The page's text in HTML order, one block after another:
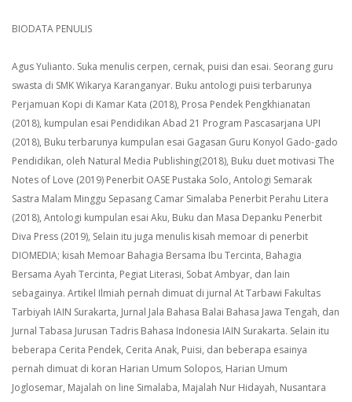
BIODATA PENULIS
Agus Yulianto. Suka menulis cerpen, cernak, puisi dan esai. Seorang guru
swasta di SMK Wikarya Karanganyar. Buku antologi puisi terbarunya
Perjamuan Kopi di Kamar Kata (2018), Prosa Pendek Pengkhianatan
(2018), kumpulan esai Pendidikan Abad 21 Program Pascasarjana UPI
(2018), Buku terbarunya kumpulan esai Gagasan Guru Konyol Gado-gado
Pendidikan, oleh Natural Media Publishing(2018), Buku duet motivasi The
Notes of Love (2019) Penerbit OASE Pustaka Solo, Antologi Semarak
Sastra Malam Minggu Sepasang Camar Simalaba Penerbit Perahu Litera
(2018), Antologi kumpulan esai Aku, Buku dan Masa Depanku Penerbit
Diva Press (2019), Selain itu juga menulis kisah memoar di penerbit
DIOMEDIA; kisah Memoar Bahagia Bersama Ibu Tercinta, Bahagia
Bersama Ayah Tercinta, Pegiat Literasi, Sobat Ambyar, dan lain
sebagainya. Artikel Ilmiah pernah dimuat di jurnal At Tarbawi Fakultas
Tarbiyah IAIN Surakarta, Jurnal Jala Bahasa Balai Bahasa Jawa Tengah, dan
Jurnal Tabasa Jurusan Tadris Bahasa Indonesia IAIN Surakarta. Selain itu
beberapa Cerita Pendek, Cerita Anak, Puisi, dan beberapa esainya
pernah dimuat di koran Harian Umum Solopos, Harian Umum
Joglosemar, Majalah on line Simalaba, Majalah Nur Hidayah, Nusantara